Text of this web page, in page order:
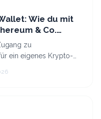
Wie du mit
& Co.
zu
ein eigenes Krypto-
kommt, dass viele